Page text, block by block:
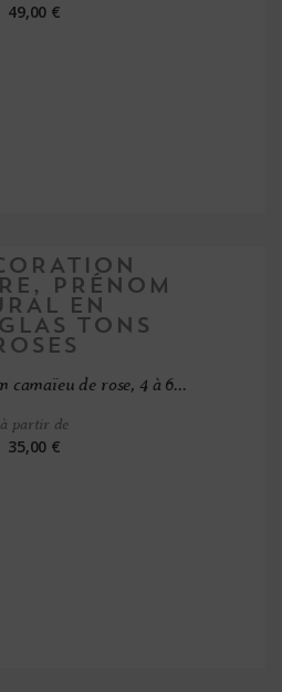
49,00 €
camaïeu de rose, 4 à 6...
à partir de
35,00 €